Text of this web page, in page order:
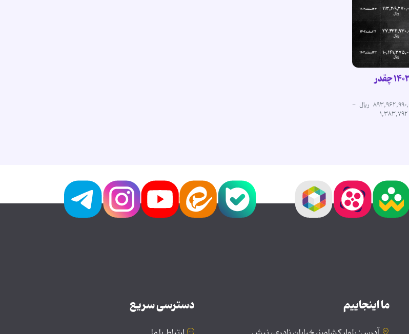
سینمای ایران در نوروز ۱۴۰۳ چقدر
مجموع فروش فیلم ها ۸۹۳,۹۶۲,۹۹۰,۰۰۰ ریال -
ما اینجاییم دسترسی سریع